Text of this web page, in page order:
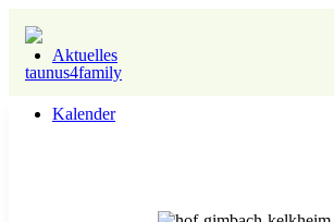
Aktuelles
Kalender